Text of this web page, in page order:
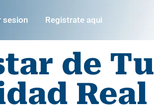
sesion Registrate aqui
de Tu
Real